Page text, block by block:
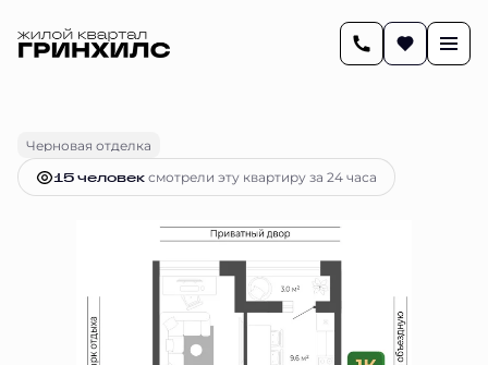
1-комнатная 38.1 м 7 307 937 руб.
Черновая отделка
15 человексмотрели эту квартиру за 24 часа